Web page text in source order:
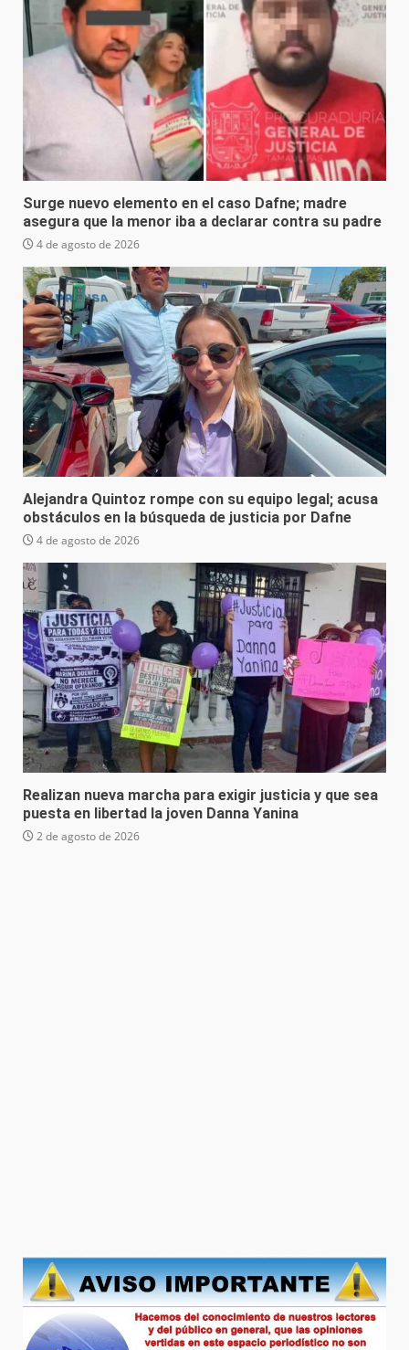
Surge nuevo elemento en el caso Dafne; madre
asegura que la menor iba a declarar contra su padre
4 de agosto de 2026
Alejandra Quintoz rompe con su equipo legal; acusa
obstáculos en la búsqueda de justicia por Dafne
4 de agosto de 2026
Realizan nueva marcha para exigir justicia y que sea
puesta en libertad la joven Danna Yanina
2 de agosto de 2026